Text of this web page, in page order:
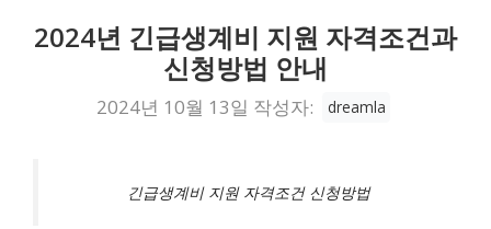
2024년 긴급생계비 지원 자격조건과
신청방법 안내
2024년 10월 13일 작성자: dreamla
긴급생계비 지원 자격조건 신청방법